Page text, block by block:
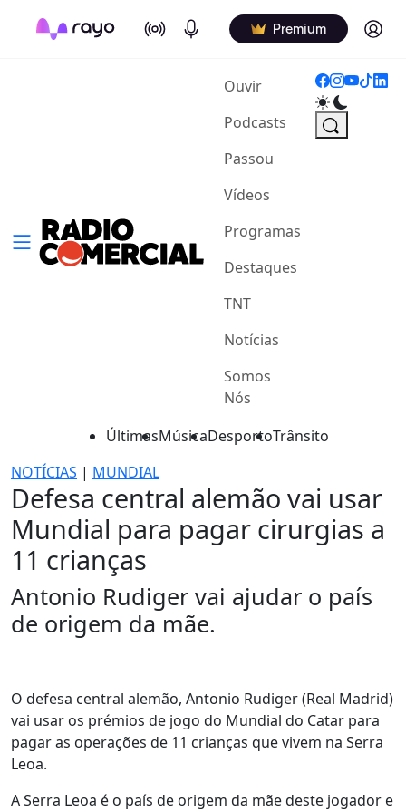
On Air Podcasts Premium Log in
Ouvir(current)
Podcasts
Passou
Vídeos
Programas
Destaques
TNT
Notícias
Somos
Nós
ÚltimasMúsicaDesportoTrânsito
NOTÍCIAS | MUNDIAL
Defesa central alemão vai usar
Mundial para pagar cirurgias a
11 crianças
Antonio Rudiger vai ajudar o país
de origem da mãe.
O defesa central alemão, Antonio Rudiger (Real Madrid)
vai usar os prémios de jogo do Mundial do Catar para
pagar as operações de 11 crianças que vivem na Serra
Leoa.
A Serra Leoa é o país de origem da mãe deste jogador e